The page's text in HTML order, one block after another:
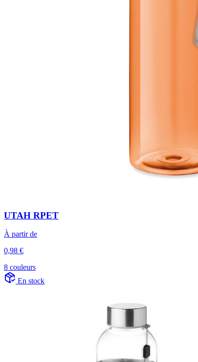
UTAH RPET
À partir de
0,98 €
8 couleurs
En stock